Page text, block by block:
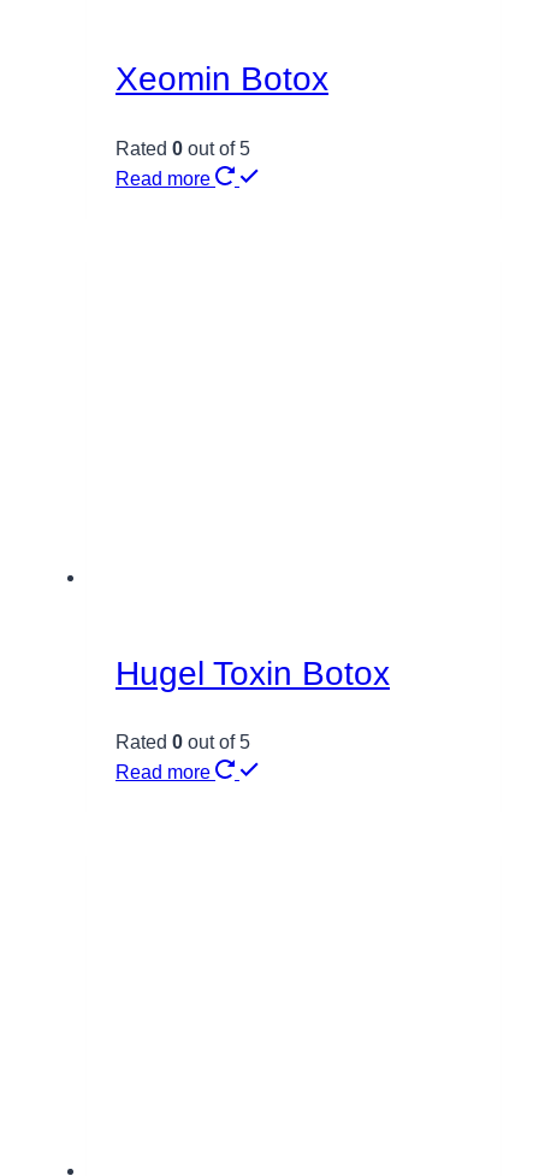
Xeomin Botox
Rated 0 out of 5
Read more
Hugel Toxin Botox
Rated 0 out of 5
Read more